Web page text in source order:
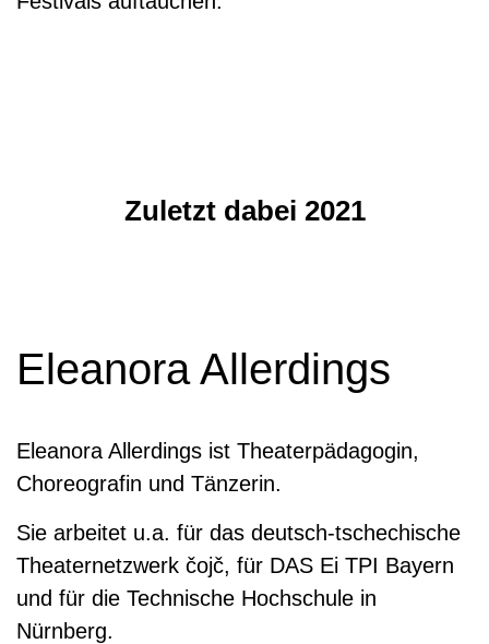
Zuletzt dabei 2021
Eleanora Allerdings
Eleanora Allerdings ist Theaterpädagogin,
Choreografin und Tänzerin.
Sie arbeitet u.a. für das deutsch-tschechische
Theaternetzwerk čojč, für DAS Ei TPI Bayern
und für die Technische Hochschule in
Nürnberg.